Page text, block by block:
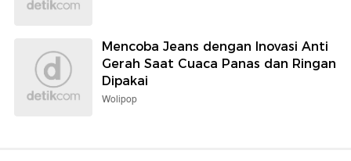
Mencoba Jeans dengan Inovasi Anti
Gerah Saat Cuaca Panas dan Ringan
Dipakai
Wolipop